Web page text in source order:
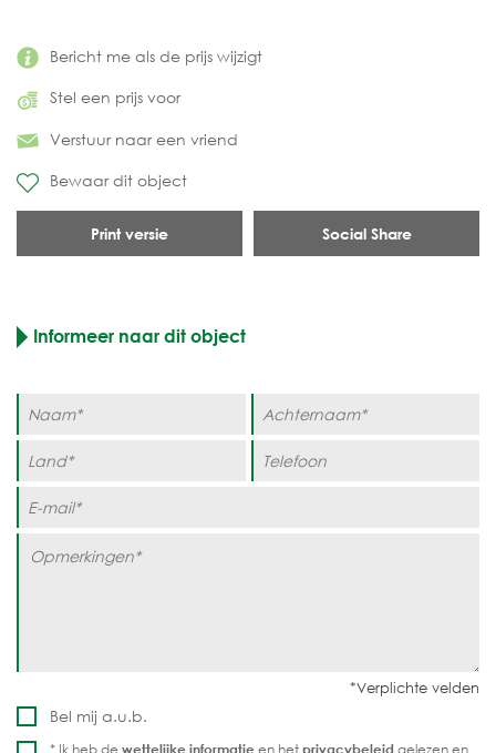
Bericht me als de prijs wijzigt
Stel een prijs voor
Verstuur naar een vriend
Bewaar dit object
Print versie Social Share
Informeer naar dit object
Bel mij a.u.b.
* Ik heb de wettelijke informatie en hetprivacybeleid gelezen en